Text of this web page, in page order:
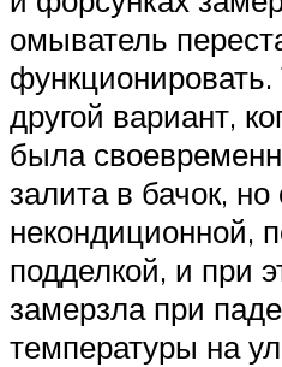
омыватель
другой вариант,
была
залита в бачок, но
некондиционной,
подделкой, и при
замерзла при
температуры на